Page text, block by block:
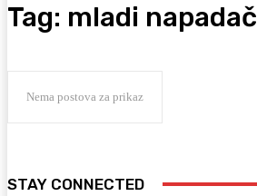
Tag: mladi napadač
Nema postova za prikaz
STAY CONNECTED